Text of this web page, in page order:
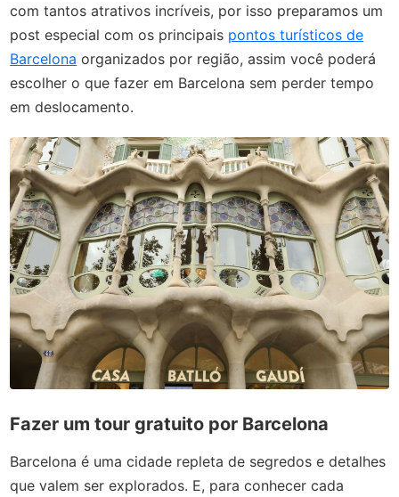
com tantos atrativos incríveis, por isso preparamos um
post especial com os principais pontos turísticos de
Barcelona organizados por região, assim você poderá
escolher o que fazer em Barcelona sem perder tempo
em deslocamento.
Fazer um tour gratuito por Barcelona
Barcelona é uma cidade repleta de segredos e detalhes
que valem ser explorados. E, para conhecer cada